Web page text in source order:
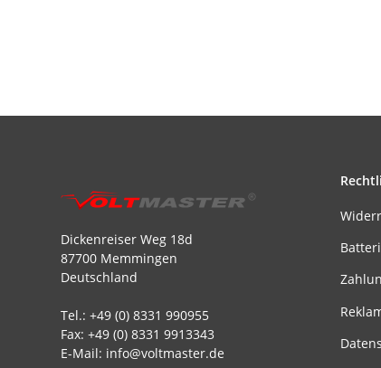
Dickenreiser Weg 18d
87700 Memmingen
Deutschland
Tel.: +49 (0) 8331 990955
Fax: +49 (0) 8331 9913343
E-Mail: info@voltmaster.de